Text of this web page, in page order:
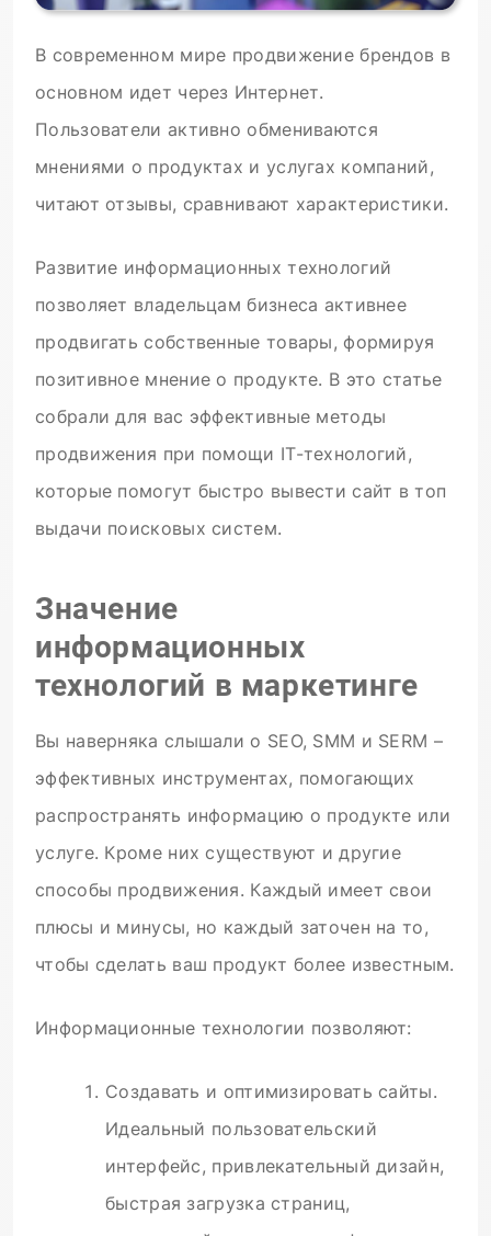
В современном мире продвижение брендов в
основном идет через Интернет.
Пользователи активно обмениваются
мнениями о продуктах и услугах компаний,
читают отзывы, сравнивают характеристики.
Развитие информационных технологий
позволяет владельцам бизнеса активнее
продвигать собственные товары, формируя
позитивное мнение о продукте. В это статье
собрали для вас эффективные методы
продвижения при помощи IT-технологий,
которые помогут быстро вывести сайт в топ
выдачи поисковых систем.
Значение
информационных
технологий в маркетинге
Вы наверняка слышали о SEO, SMM и SERM –
эффективных инструментах, помогающих
распространять информацию о продукте или
услуге. Кроме них существуют и другие
способы продвижения. Каждый имеет свои
плюсы и минусы, но каждый заточен на то,
чтобы сделать ваш продукт более известным.
Информационные технологии позволяют:
Создавать и оптимизировать сайты.
Идеальный пользовательский
интерфейс, привлекательный дизайн,
быстрая загрузка страниц,